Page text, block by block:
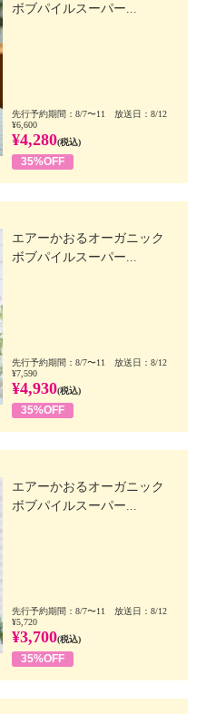
ボブパイルスーパー...
先行予約期間：8/7〜11 放送日：8/12
¥6,600
¥4,280(税込)
35%OFF
エアーかおるオーガニック
ボブパイルスーパー...
先行予約期間：8/7〜11 放送日：8/12
¥7,590
¥4,930(税込)
35%OFF
エアーかおるオーガニック
ボブパイルスーパー...
先行予約期間：8/7〜11 放送日：8/12
¥5,720
¥3,700(税込)
35%OFF